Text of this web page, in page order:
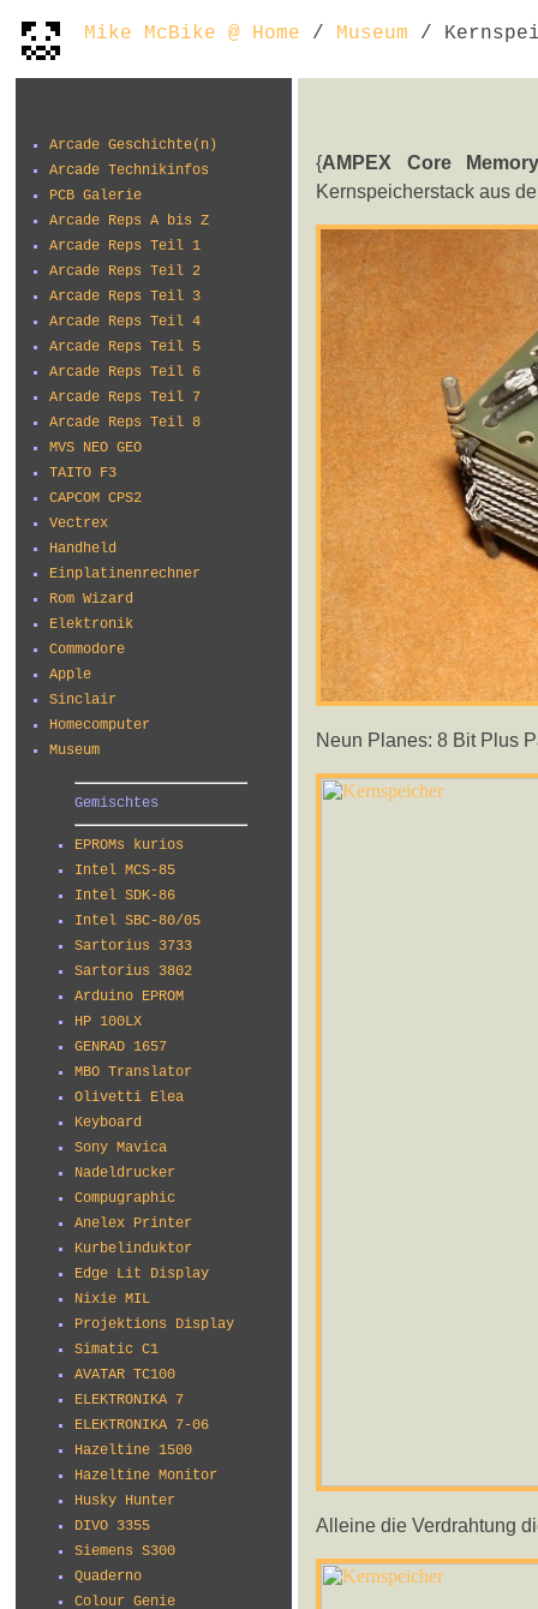
Mike McBike @ Home / Museum /
Arcade Geschichte(n)
Arcade Technikinfos
PCB Galerie
Arcade Reps A bis Z
Arcade Reps Teil 1
Arcade Reps Teil 2
Arcade Reps Teil 3
Arcade Reps Teil 4
Arcade Reps Teil 5
Arcade Reps Teil 6
Arcade Reps Teil 7
Arcade Reps Teil 8
MVS NEO GEO
TAITO F3
CAPCOM CPS2
Vectrex
Handheld
Einplatinenrechner
Rom Wizard
Elektronik
Commodore
Apple
Sinclair
Homecomputer
Museum
Gemischtes
EPROMs kurios
Intel MCS-85
Intel SDK-86
Intel SBC-80/05
Sartorius 3733
Sartorius 3802
Arduino EPROM
HP 100LX
GENRAD 1657
MBO Translator
Olivetti Elea
Keyboard
Sony Mavica
Nadeldrucker
Compugraphic
Anelex Printer
Kurbelinduktor
Edge Lit Display
Nixie MIL
Projektions Display
Simatic C1
AVATAR TC100
ELEKTRONIKA 7
ELEKTRONIKA 7-06
Hazeltine 1500
Hazeltine Monitor
Husky Hunter
DIVO 3355
Siemens S300
Quaderno
Colour Genie
{AMPEX Core
Kernspeicherstack aus
Neun Planes: 8 Bit Plus
Alleine die Verdrahtung